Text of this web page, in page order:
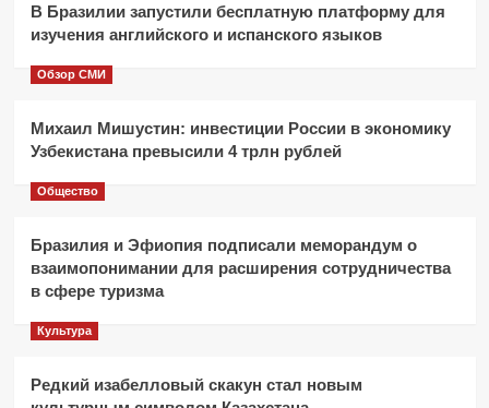
В Бразилии запустили бесплатную платформу для
изучения английского и испанского языков
Обзор СМИ
Михаил Мишустин: инвестиции России в экономику
Узбекистана превысили 4 трлн рублей
Общество
Бразилия и Эфиопия подписали меморандум о
взаимопонимании для расширения сотрудничества
в сфере туризма
Культура
Редкий изабелловый скакун стал новым